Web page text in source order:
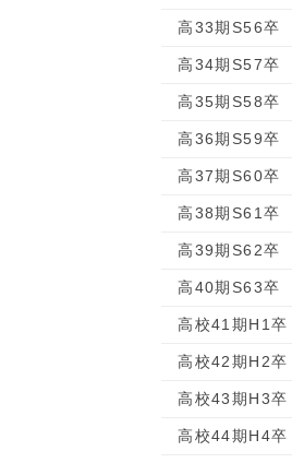
高33期S56卒
高34期S57卒
高35期S58卒
高36期S59卒
高37期S60卒
高38期S61卒
高39期S62卒
高40期S63卒
高校41期H1卒
高校42期H2卒
高校43期H3卒
高校44期H4卒